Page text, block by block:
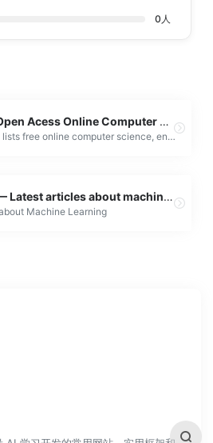
0 人
Free / Open Acess Online Computer Science Books, Textbooks, and Lecture Notes
This site lists free online computer science, engineering and programming books, textbooks and lecture notes, all of which are legally and freely avai...
Distill — Latest articles about machine learning
Machine Learning